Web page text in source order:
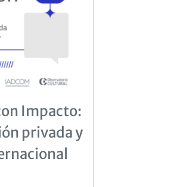
Impacto:
privada y